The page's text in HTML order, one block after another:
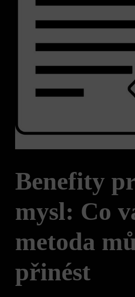
Benefity
mysl: Co
metoda
přinést